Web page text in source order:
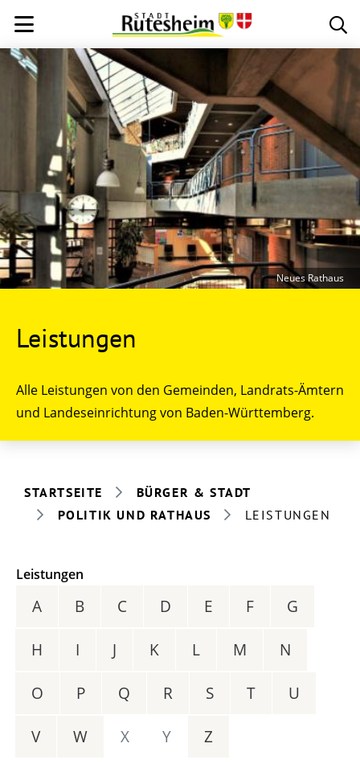
Leistungen
Alle Leistungen von den Gemeinden, Landrats-Ämtern
und Landeseinrichtung von Baden-Württemberg.
Neues Rathaus
STARTSEITE
BÜRGER & STADT
POLITIK UND RATHAUS
LEISTUNGEN
Leistungen
A B C D E F G
H I J K L M N
O P Q R S T U
V W X Y Z